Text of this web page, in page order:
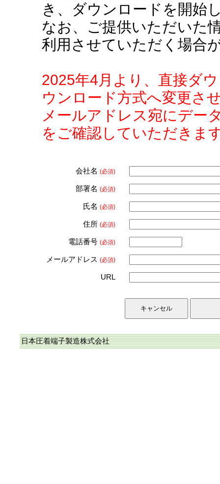
き、ダウンロードを開始
なお、ご提供いただいた
利用させていただく場合
2025年4月より、直接ダ
ウンロード方式へ変更さ
メールアドレス宛にデー
をご確認していただきま
会社名 (必須)
部署名 (必須)
氏名 (必須)
住所 (必須)
電話番号 (必須)
メールアドレス (必須)
URL
日本圧着端子製造株式会社